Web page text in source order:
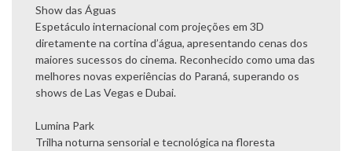
Show das Águas
Espetáculo internacional com projeções em 3D
diretamente na cortina d’água, apresentando cenas dos
maiores sucessos do cinema. Reconhecido como uma das
melhores novas experiências do Paraná, superando os
shows de Las Vegas e Dubai.
Lumina Park
Trilha noturna sensorial e tecnológica na floresta